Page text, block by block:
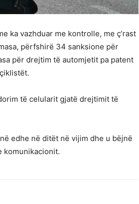
ka vazhduar me kontrolle, me ç’rast
përfshirë 34 sanksione për
për drejtim të automjetit pa patent
të celularit gjatë drejtimit të
edhe në ditët në vijim dhe u bëjnë
komunikacionit.